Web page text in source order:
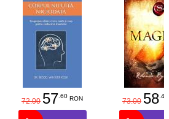
72.00 57 .60 RON 73.00 58 .40